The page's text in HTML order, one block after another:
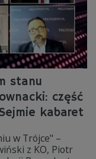
stanu
część
kabaret
w Trójce" –
z KO, Piotr